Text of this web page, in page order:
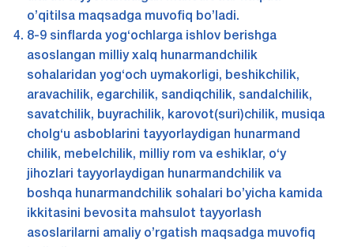
o’qitilsa maqsadga muvofiq bo’ladi.
8-9 sinflarda yog‘ochlarga ishlov berishga
asoslangan milliy xalq hunarmandchilik
sohalaridan yog‘och uymakorligi, beshikchilik,
aravachilik, egarchilik, sandiqchilik, sandalchilik,
savatchilik, buyrachilik, karovot(suri)chilik, musiqa
cholg‘u asboblarini tayyorlaydigan hunarmand
chilik, mebelchilik, milliy rom va eshiklar, o‘y
jihozlari tayyorlaydigan hunarmandchilik va
boshqa hunarmandchilik sohalari bo’yicha kamida
ikkitasini bevosita mahsulot tayyorlash
asoslarilarni amaliy o’rgatish maqsadga muvofiq